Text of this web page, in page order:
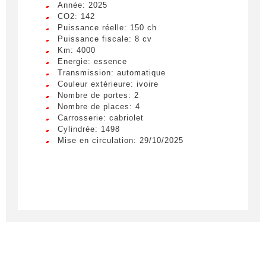
Année: 2025
CO2: 142
Puissance réelle: 150 ch
Puissance fiscale: 8 cv
Km: 4000
Energie: essence
Transmission: automatique
Couleur extérieure: ivoire
Nombre de portes: 2
Nombre de places: 4
Carrosserie: cabriolet
Cylindrée: 1498
Mise en circulation: 29/10/2025